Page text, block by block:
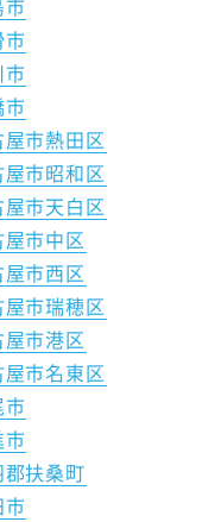
市
市
市
市
市熱田区
市昭和区
市天白区
市中区
市西区
市瑞穂区
市港区
市名東区
市
市
郡扶桑町
市